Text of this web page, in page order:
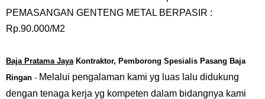
PEMASANGAN GENTENG METAL BERPASIR :
Rp.90.000/M2
Baja Pratama Jaya Kontraktor, Pemborong Spesialis Pasang Baja
Ringan - Melalui pengalaman kami yg luas lalu didukung
dengan tenaga kerja yg kompeten dalam bidangnya kami